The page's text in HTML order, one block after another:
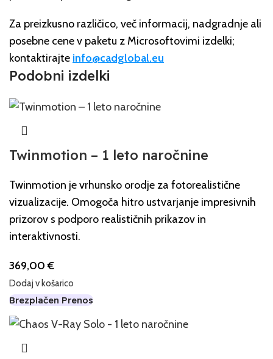
Za preizkusno različico, več informacij, nadgradnje ali
posebne cene v paketu z Microsoftovimi izdelki;
kontaktirajte info@cadglobal.eu
Podobni izdelki
Twinmotion – 1 leto naročnine
Twinmotion je vrhunsko orodje za fotorealistične
vizualizacije. Omogoča hitro ustvarjanje impresivnih
prizorov s podporo realističnih prikazov in
interaktivnosti.
369,00€
Dodaj v košarico
Brezplačen Prenos